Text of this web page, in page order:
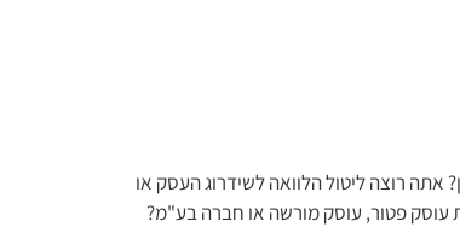
רוצה ליטול הלוואה לשידרוג העסק או
עוסק פטור, עוסק מורשה או חברה בע"מ?